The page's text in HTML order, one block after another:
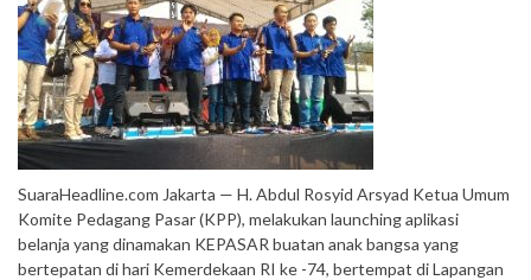
SuaraHeadline.com Jakarta — H. Abdul Rosyid Arsyad Ketua Umum
Komite Pedagang Pasar (KPP), melakukan launching aplikasi
belanja yang dinamakan KEPASAR buatan anak bangsa yang
bertepatan di hari Kemerdekaan RI ke -74, bertempat di Lapangan